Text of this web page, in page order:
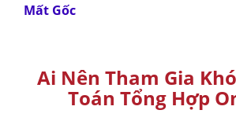
Mất Gốc
Ai Nên Tham Gia
Toán Tổng Hợp